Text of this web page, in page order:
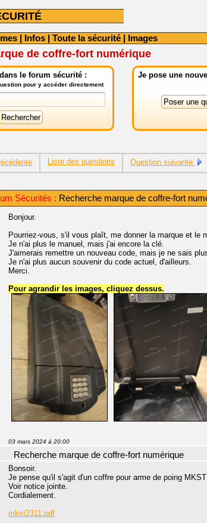
| Infos | Toute la sécurité | Images
de coffre-fort numérique
le forum sécurité :
pour y accéder directement
Je pose une
Liste des questions Question suivante
Sécurités : Recherche marque de coffre-fort
Bonjour.
Pourriez-vous, s'il vous plaît, me donner la marque et le
Je n'ai plus le manuel, mais j'ai encore la clé.
J'aimerais remettre un nouveau code, mais je ne sais
Je n'ai plus aucun souvenir du code actuel, d'ailleurs.
Merci.
Pour agrandir les images, cliquez dessus.
03 mars 2024 à 20:00
Recherche marque de coffre-fort numérique
Bonsoir.
Je pense qu'il s'agit d'un coffre pour arme de poing MKST
Voir notice jointe.
Cordialement.
mkst2311.pdf